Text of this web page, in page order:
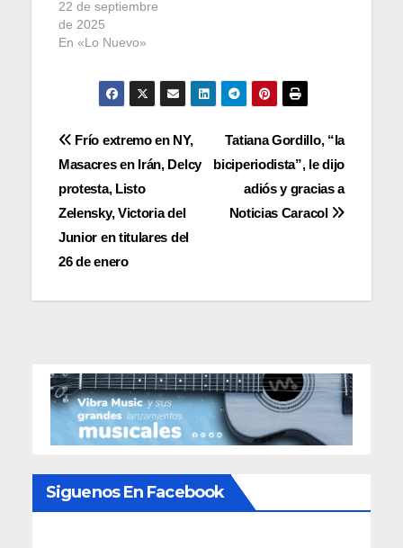
22 de septiembre
de 2025
En «Lo Nuevo»
Navegación
de
entradas
Tatiana Gordillo, “la
biciperiodista”, le dijo
adiós y gracias a
Noticias Caracol
Frío extremo en NY,
Masacres en Irán, Delcy
protesta, Listo
Zelensky, Victoria del
Junior en titulares del
26 de enero
Siguenos En Facebook